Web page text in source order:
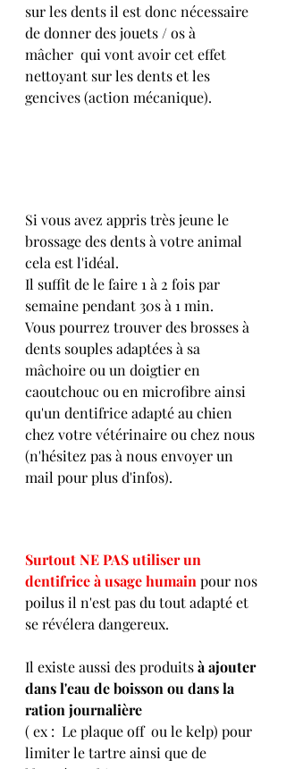
sur les dents il est donc nécessaire
de donner des jouets / os à
mâcher  qui vont avoir cet effet
nettoyant sur les dents et les
gencives (action mécanique).
Si vous avez appris très jeune le
brossage des dents à votre animal
cela est l'idéal.
Il suffit de le faire 1 à 2 fois par
semaine pendant 30s à 1 min.
Vous pourrez trouver des brosses à
dents souples adaptées à sa
mâchoire ou un doigtier en
caoutchouc ou en microfibre ainsi
qu'un dentifrice adapté au chien
chez votre vétérinaire ou chez nous
(n'hésitez pas à nous envoyer un
mail pour plus d'infos).
Surtout NE PAS utiliser un
dentifrice à usage humain pour nos
poilus il n'est pas du tout adapté et
se révélera dangereux.
Il existe aussi des produits à ajouter
dans l'eau de boisson ou dans la
ration journalière
( ex :  Le plaque off  ou le kelp) pour
limiter le tartre ainsi que de